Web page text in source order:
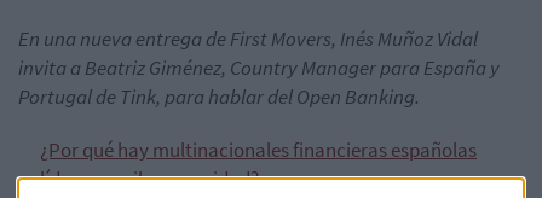
En una nueva entrega de First Movers, Inés Muñoz Vidal
invita a Beatriz Giménez, Country Manager para España y
Portugal de Tink, para hablar del Open Banking.
¿Por qué hay multinacionales financieras españolas
líderes en ciberseguridad?